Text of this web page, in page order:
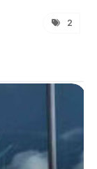
2